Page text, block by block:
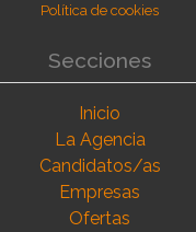
Política de cookies
Secciones
Inicio
La Agencia
Candidatos/as
Empresas
Ofertas